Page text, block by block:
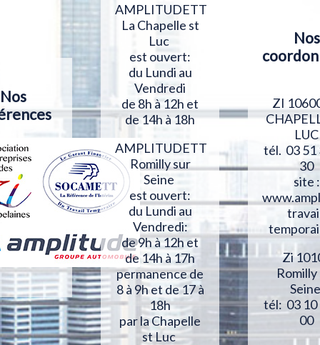
Nos
AMPLITUDETT
La Chapelle st
Luc
est ouvert:
du Lundi au
Vendredi
de 8h à 12h et
de 14h à 18h
AMPLITUDETT
Romilly sur
Seine
est ouvert:
du Lundi au
Vendredi:
de 9h à 12h et
de 14h à 17h
permanence de
8 à 9h et de 17 à
18h
par la Chapelle
st Luc
Nos
ZI
LUC
tél. 03 51
30
site :
Zi
tél: 03 10
00